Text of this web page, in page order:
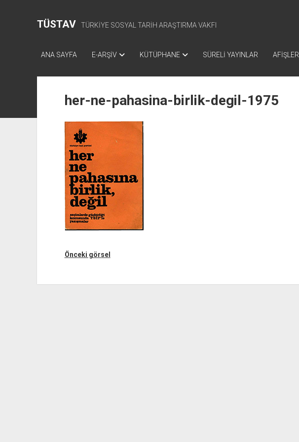
TÜSTAV TÜRKİYE SOSYAL TARİH ARAŞTIRMA VAKFI
ANA SAYFA E-ARŞİV KÜTÜPHANE SÜRELİ YAYINLAR AFİŞLER
her-ne-pahasina-birlik-degil-1975
Önceki görsel